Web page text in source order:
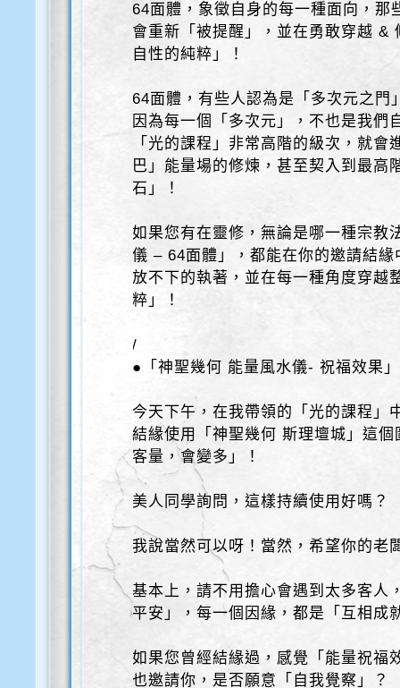
64面體，象徵自身的每一種面向，那
會重新「被提醒」，並在勇敢穿越 &
自性的純粹」！
64面體，有些人認為是「多次元之門
因為每一個「多次元」，不也是我們
「光的課程」非常高階的級次，就
巴」能量場的修煉，甚至契入到最高
石」！
如果您有在靈修，無論是哪一種宗教
儀 – 64面體」，都能在你的邀請結
放不下的執著，並在每一種角度穿越
粹」！
/
●「神聖幾何 能量風水儀- 祝福效果」
今天下午，在我帶領的「光的課程」
結緣使用「神聖幾何 斯理壇城」這
客量，會變多」！
美人同學詢問，這樣持續使用好嗎？
我說當然可以呀！當然，希望你的老
基本上，請不用擔心會遇到太多客人
平安」，每一個因緣，都是「互相成
如果您曾經結緣過，感覺「能量祝福
也邀請你，是否願意「自我覺察」？